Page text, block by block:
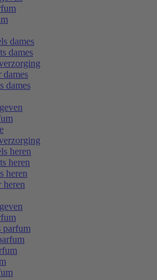
dames
dames
dames
dames
heren
heren
heren
heren
parfum